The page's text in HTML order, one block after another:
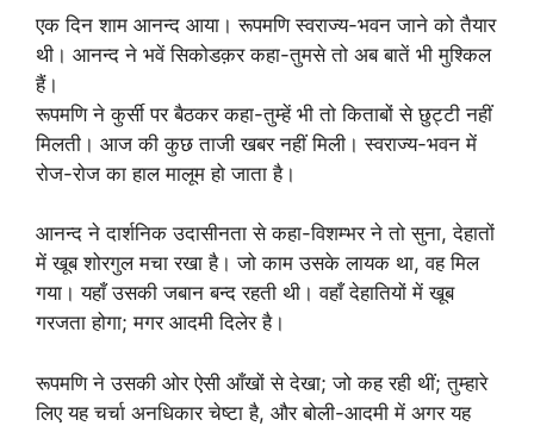
एक दिन शाम आनन्द आया। रूपमणि स्वराज्य-भवन जाने को तैयार
थी। आनन्द ने भवें सिकोडक़र कहा-तुमसे तो अब बातें भी मुश्किल
हैं।
रूपमणि ने कुर्सी पर बैठकर कहा-तुम्हें भी तो किताबों से छुट्टी नहीं
मिलती। आज की कुछ ताजी खबर नहीं मिली। स्वराज्य-भवन में
रोज-रोज का हाल मालूम हो जाता है।
आनन्द ने दार्शनिक उदासीनता से कहा-विशम्भर ने तो सुना, देहातों
में खूब शोरगुल मचा रखा है। जो काम उसके लायक था, वह मिल
गया। यहाँ उसकी जबान बन्द रहती थी। वहाँ देहातियों में खूब
गरजता होगा; मगर आदमी दिलेर है।
रूपमणि ने उसकी ओर ऐसी आँखों से देखा; जो कह रही थीं; तुम्हारे
लिए यह चर्चा अनधिकार चेष्टा है, और बोली-आदमी में अगर यह